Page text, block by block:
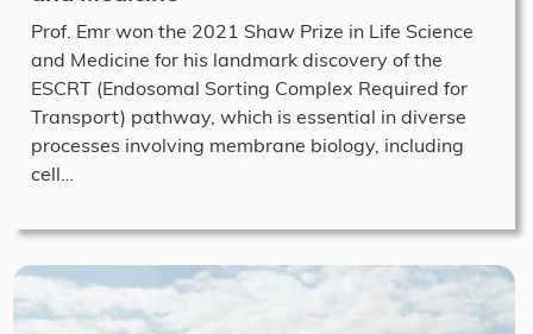
Prof. Emr won the 2021 Shaw Prize in Life Science
and Medicine for his landmark discovery of the
ESCRT (Endosomal Sorting Complex Required for
Transport) pathway, which is essential in diverse
processes involving membrane biology, including
cell…